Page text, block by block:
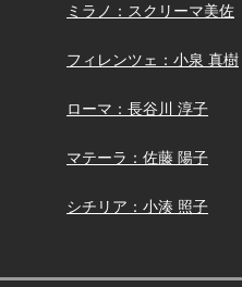
スクリーマ
ミラノ：スクリーマ美佐
小泉
フィレンツェ：小泉 真樹
長谷川
ローマ：長谷川 淳子
佐藤
マテーラ：佐藤 陽子
小湊
シチリア：小湊 照子